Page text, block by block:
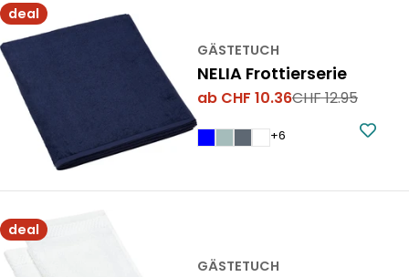
deal
GÄSTETUCH
NELIA Frottierserie
Verkaufspreis
ab CHF 10.36
Regulärer
Preis
CHF 12.95
+6
deal
GÄSTETUCH